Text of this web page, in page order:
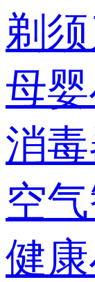
剃
母
消
空
健